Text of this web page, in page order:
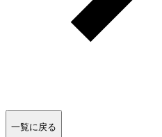
一覧に戻る